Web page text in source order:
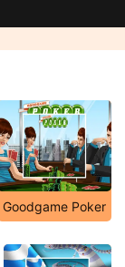
Goodgame Poker